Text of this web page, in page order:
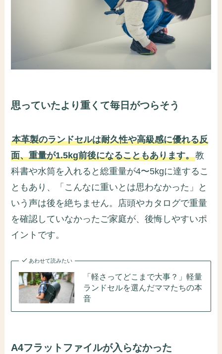
思っていたより重くて毎日がつらそう
本革製のランドセルは耐久性や高級感に優れる反
面、重量が1.5kg前後になることもあります。教
科書や水筒を入れると総重量が4〜5kgに達するこ
ともあり、「こんなに重いとは思わなかった」と
いう声は後を絶ちません。店頭やカタログで重量
を確認していなかったご家庭が、後悔しやすいポ
イントです。
あわせて読みたい
「軽さってどこまで大事？」軽量
ランドセルを選んだママたちの本
音
A4フラットファイルが入らなかった